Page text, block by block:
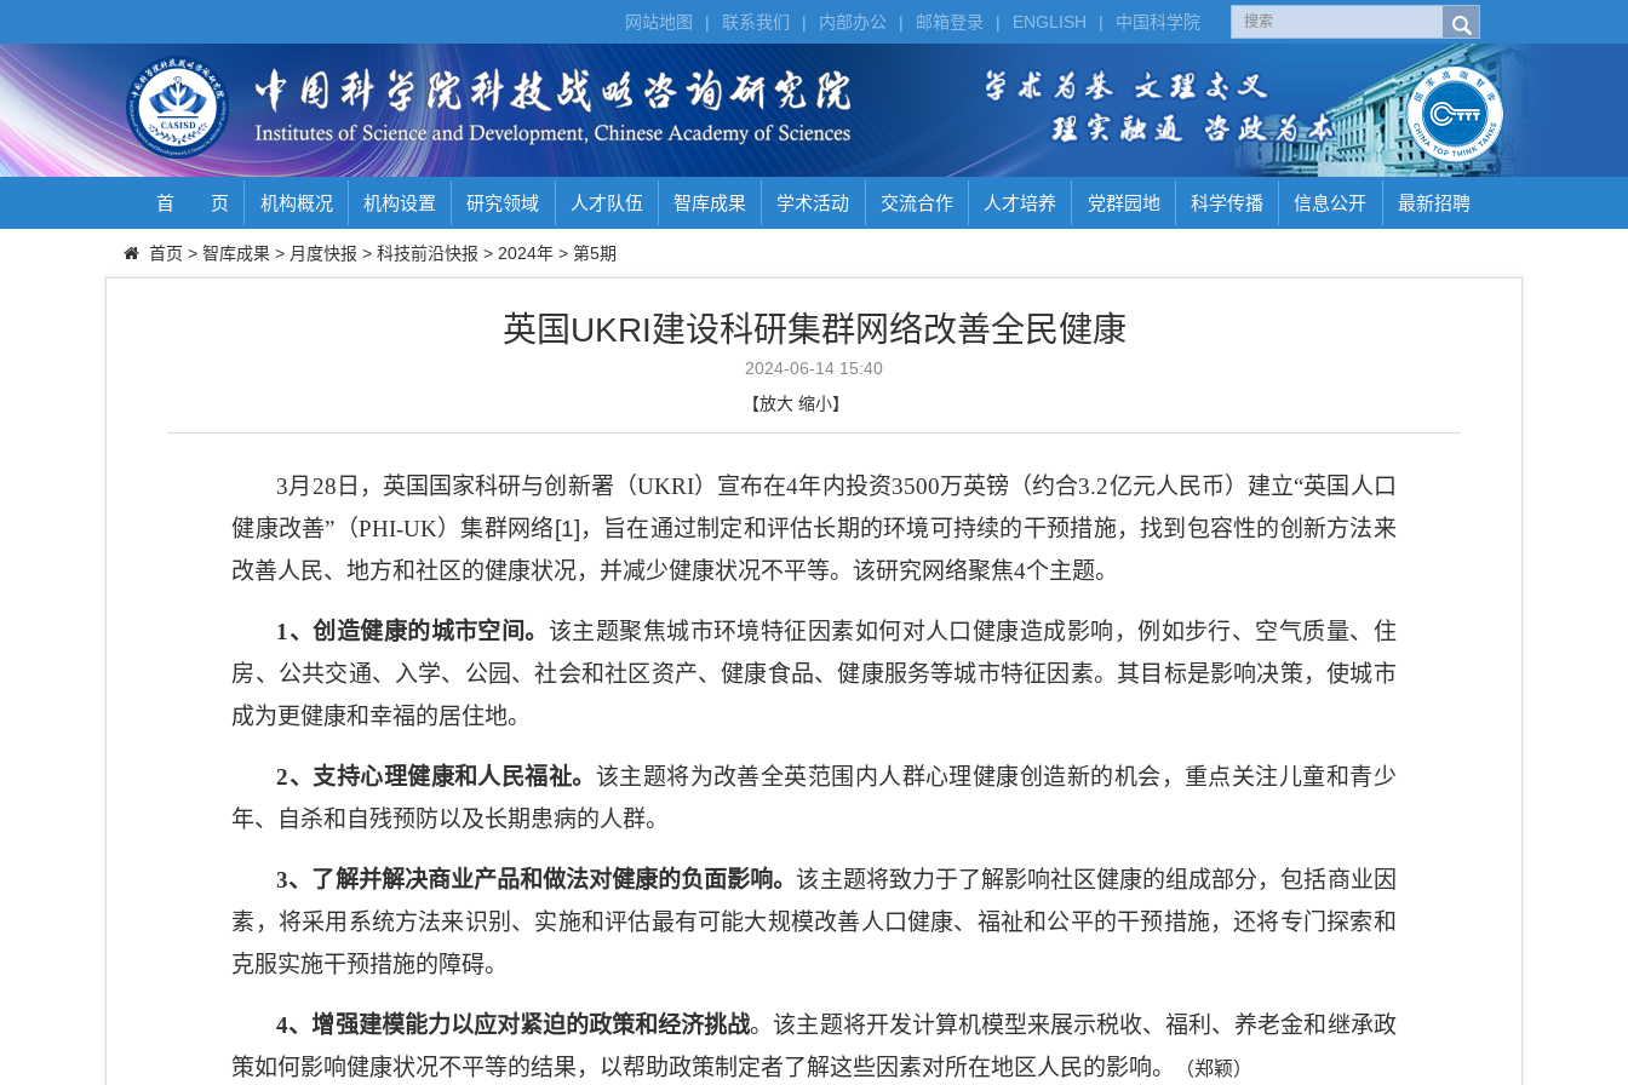
中国科学院
|
ENGLISH
|
邮箱登录
|
内部办公
|
联系我们
|
网站地图
首 页 机构概况 机构设置 研究领域 人才队伍 智库成果 学术活动 交流合作 人才培养 党群园地 科学传播 信息公开 最新招聘
首页 > 智库成果 > 月度快报 > 科技前沿快报 > 2024年 > 第5期
英国UKRI建设科研集群网络改善全民健康
2024-06-14 15:40
【放大 缩小】
3月 28 日，英国国家科研与创新署（UKRI）宣布在4年内投资3500万英镑（约合3.2亿元人民币）建立“英国人口
健康改善” （PHI-UK）集群网络 [1] ，旨在通过制定和评估长期的环境可持续的干预措施，找到包容性的创新方法来
改善人民、地方和社区的健康状况，并减少健康状况不平等。该研究网络聚焦4个主题。
1 、创造健康的城市空间。 该主题聚焦城市环境特征因素如何对人口健康造成影响，例如步行、空气质量、住
房、公共交通、入学、公园、社会和社区资产、健康食品、健康服务等城市特征因素。其目标是影响决策，使城市
成为更健康和幸福的居住地。
2、支持心理健康和人民福祉。 该主题将为改善全英范围内人群心理健康创造新的机会，重点关注儿童和青少
年、自杀和自残预防以及长期患病的人群。
3、了解并解决商业产品和做法对健康的负面影响。该主题将致力于了解影响社区健康的组成部分，包括商业因
素，将采用系统方法来识别、实施和评估最有可能大规模改善人口健康、福祉和公平的干预措施，还将专门探索和
克服实施干预措施的障碍。
4、增强建模能力以应对紧迫的政策和经济挑战。该主题将开发计算机模型来展示税收、福利、养老金和继承政
策如何影响健康状况不平等的结果，以帮助政策制定者了解这些因素对所在地区人民的影响。
（郑颖）